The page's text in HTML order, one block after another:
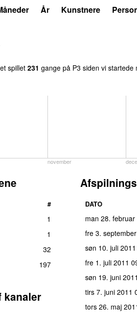
År Kunstnere
spillet 231 gange på P3 siden vi
november
#
1
1
32
197
DATO
man 28. februar
fre 3.
søn 10. juli 2011
fre 1. juli 2011
søn 19. juni 2011
tirs 7. juni 2011
tors 26. maj